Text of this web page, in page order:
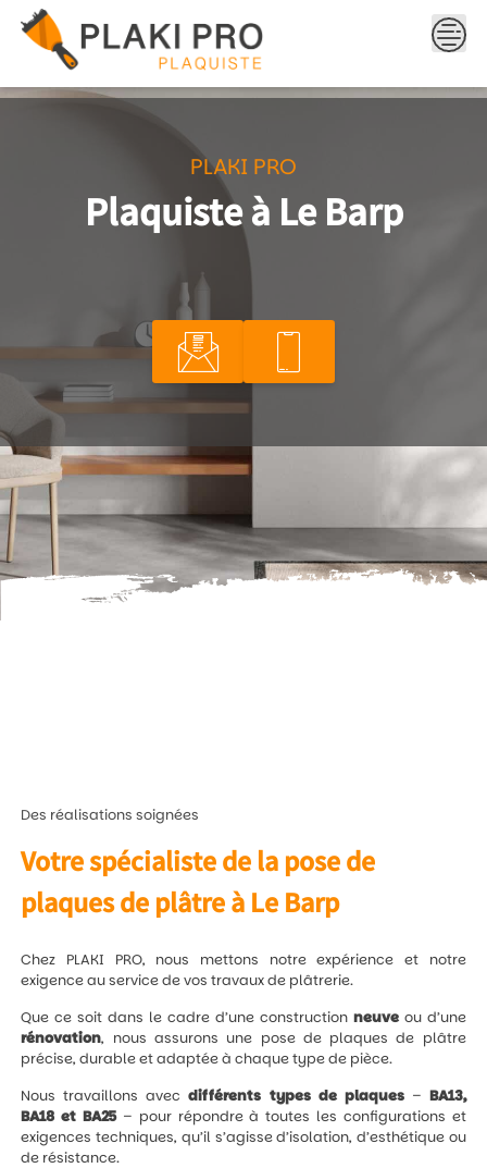
content
PLAKI PRO
Plaquiste à Le Barp
Des réalisations soignées
Votre spécialiste de la pose de
plaques de plâtre à Le Barp
Chez PLAKI PRO, nous mettons notre expérience et notre
exigence au service de vos travaux de plâtrerie.
Que ce soit dans le cadre d’une construction neuveou d’une
rénovation, nous assurons une pose de plaques de plâtre
précise, durable et adaptée à chaque type de pièce.
Nous travaillons avecdifférents types de plaques– BA13,
BA18 et BA25– pour répondre à toutes les configurations et
exigences techniques, qu’il s’agisse d’isolation, d’esthétique ou
de résistance.